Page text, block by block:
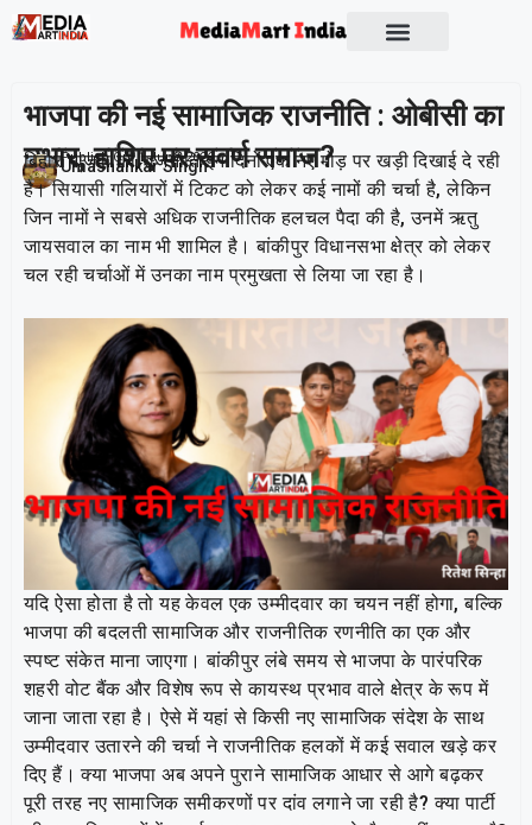
भाजपा की नई सामाजिक राजनीति : ओबीसी का
उभार, हाशिए पर सवर्ण समाज?
Umashankar Singh
Publish On: 1 June 2026
बिहार भाजपा की राजनीति इन दिनों एक नए मोड़ पर खड़ी दिखाई दे रही
है। सियासी गलियारों में टिकट को लेकर कई नामों की चर्चा है, लेकिन
जिन नामों ने सबसे अधिक राजनीतिक हलचल पैदा की है, उनमें ऋतु
जायसवाल का नाम भी शामिल है। बांकीपुर विधानसभा क्षेत्र को लेकर
चल रही चर्चाओं में उनका नाम प्रमुखता से लिया जा रहा है।
यदि ऐसा होता है तो यह केवल एक उम्मीदवार का चयन नहीं होगा, बल्कि
भाजपा की बदलती सामाजिक और राजनीतिक रणनीति का एक और
स्पष्ट संकेत माना जाएगा। बांकीपुर लंबे समय से भाजपा के पारंपरिक
शहरी वोट बैंक और विशेष रूप से कायस्थ प्रभाव वाले क्षेत्र के रूप में
जाना जाता रहा है। ऐसे में यहां से किसी नए सामाजिक संदेश के साथ
उम्मीदवार उतारने की चर्चा ने राजनीतिक हलकों में कई सवाल खड़े कर
दिए हैं। क्या भाजपा अब अपने पुराने सामाजिक आधार से आगे बढ़कर
पूरी तरह नए सामाजिक समीकरणों पर दांव लगाने जा रही है? क्या पार्टी